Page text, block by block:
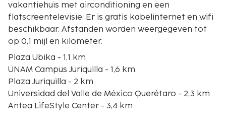
vakantiehuis met airconditioning en een
flatscreentelevisie. Er is gratis kabelinternet en wifi
beschikbaar. Afstanden worden weergegeven tot
op 0,1 mijl en kilometer.
Plaza Ubika - 1,1 km
UNAM Campus Juriquilla - 1,6 km
Plaza Juriquilla - 2 km
Universidad del Valle de México Querétaro - 2,3 km
Antea LifeStyle Center - 3,4 km